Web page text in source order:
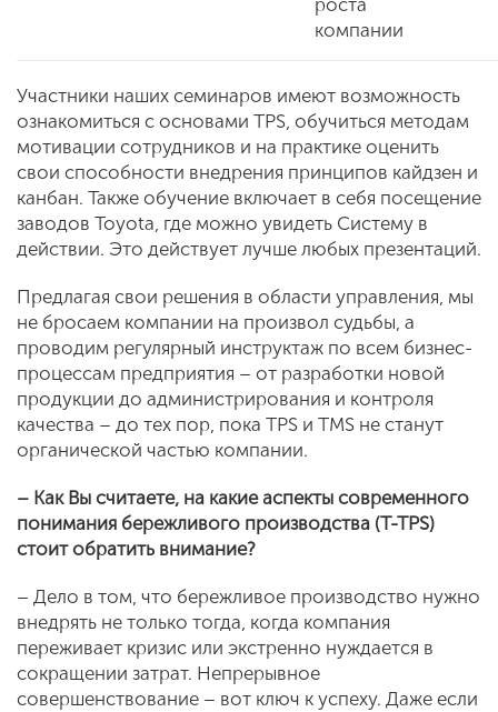
роста
компании
Участники наших семинаров имеют возможность
ознакомиться с основами TPS, обучиться методам
мотивации сотрудников и на практике оценить
свои способности внедрения принципов кайдзен и
канбан. Также обучение включает в себя посещение
заводов Toyota, где можно увидеть Систему в
действии. Это действует лучше любых презентаций.
Предлагая свои решения в области управления, мы
не бросаем компании на произвол судьбы, а
проводим регулярный инструктаж по всем бизнес-
процессам предприятия – от разработки новой
продукции до администрирования и контроля
качества – до тех пор, пока TPS и TMS не станут
органической частью компании.
– Как Вы считаете, на какие аспекты современного
понимания бережливого производства (T-TPS)
стоит обратить внимание?
– Дело в том, что бережливое производство нужно
внедрять не только тогда, когда компания
переживает кризис или экстренно нуждается в
сокращении затрат. Непрерывное
совершенствование – вот ключ к успеху. Даже если